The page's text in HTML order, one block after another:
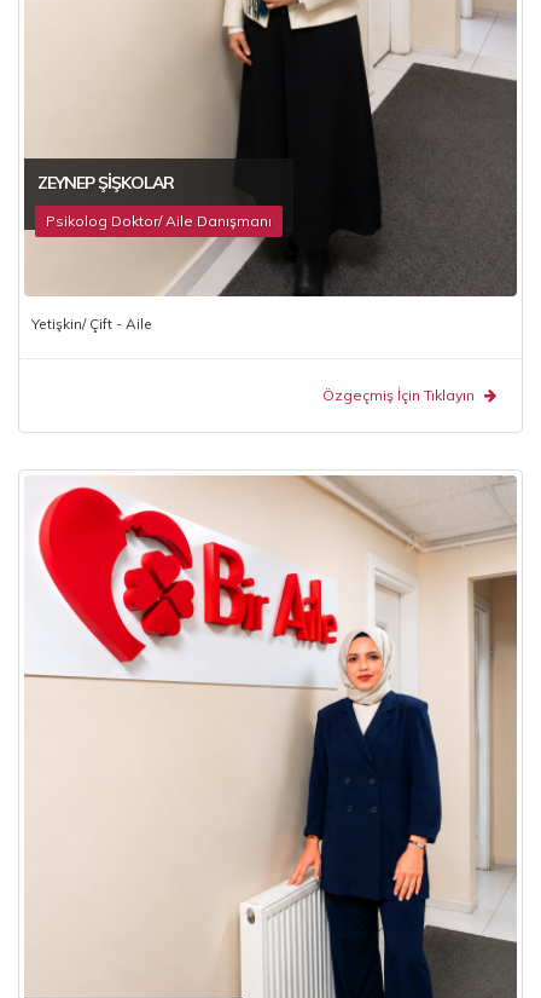
ZEYNEP ŞIŞKOLAR
Psikolog Doktor/ Aile Danışmanı
Yetişkin/ Çift - Aile
Özgeçmiş İçin Tıklayın